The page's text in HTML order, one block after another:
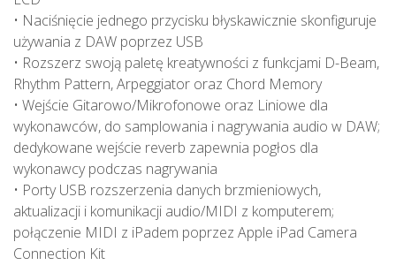
• Naciśnięcie jednego przycisku błyskawicznie skonfiguruje
używania z DAW poprzez USB
• Rozszerz swoją paletę kreatywności z funkcjami D-Beam,
Rhythm Pattern, Arpeggiator oraz Chord Memory
• Wejście Gitarowo/Mikrofonowe oraz Liniowe dla
wykonawców, do samplowania i nagrywania audio w DAW;
dedykowane wejście reverb zapewnia pogłos dla
wykonawcy podczas nagrywania
• Porty USB rozszerzenia danych brzmieniowych,
aktualizacji i komunikacji audio/MIDI z komputerem;
połączenie MIDI z iPadem poprzez Apple iPad Camera
Connection Kit